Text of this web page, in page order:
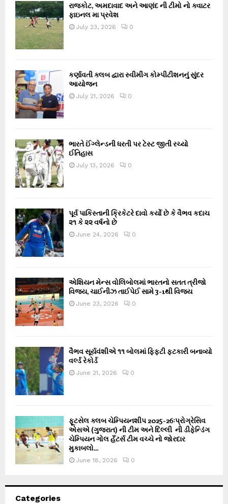
રાજકોટ, અમદાવાદ અને આણંદ ની ટીમો નો ક્વાટર
ફાઇનલ મા પ્રવેશ
July 23, 2026 0
કર્ણાવતી ક્લબ દ્વારા સ્વીમીંગ કોમ્પીટીશનનું સુંદર
આયોજન
July 21, 2026 0
ભારતે ઈંગ્લેન્ડની ધરતી પર ટેસ્ટ જીતી રચ્યો
ઈતિહાસ
July 13, 2026 0
પૂર્વ પાકિસ્તાની ક્રિકેટરે દાવો કર્યો છે કે વૈભવ કદાચ
૨૧ કે ૨૨ વર્ષનો છે
June 24, 2026 0
એશિયન મેન્સ વોલિબોલમાં ભારતનો સતત ત્રીજો
વિજય, ચાઈનીઝ તાઈપેઈ સામે 3-1થી વિજય
June 23, 2026 0
વૈભવ સૂર્યવંશીએ ૧૧ બોલમાં ફિફ્ટી ફટકારી બનાવ્યો
વર્લ્ડ રેકોર્ડ
June 21, 2026 0
ફૂટસેલ ક્લબ ચેમ્પિયનશીપ 2025-26ઃપ્રોગ્રેસિવ
એસએ (ગુજરાત) ની ટીમ અને દિલ્લી ની ડીફેન્ડિંગ
ચેમ્પિયન ગોલ હઁટર્સ ટીમ વચ્ચે નો જોરદાર
મુકાબલો...
June 18, 2026 0
Categories